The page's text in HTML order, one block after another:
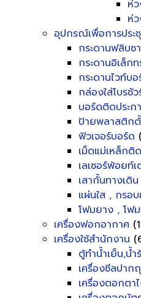
ห่
ห่
อุปกรณ์เพื่อการประ
กระดานฟลิบช
กระดานอิเล็ก
กระดานไวท์บ
กล่องใส่โบรชั
บอร์ดติดประก
ป้ายพลาสติกตั้
ฟิวเจอร์บอร์ด
เม็ดแม่เหล็ก
เลเซอร์พ้อยท์
เสากั้นทางเดิน
แผ่นใส , กรอ
โฟมยาง , โฟ
เครื่องฟอกอากาศ
เครื่องใช้สำนักงาน
ตู้ทำน้ำเย็น,น้ำ
เครื่องซีลปาก
เครื่องตอกตา